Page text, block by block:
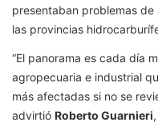
presentaban problemas
las provincias
“El panorama es cada día
agropecuaria e industrial
más afectadas si no se
advirtió Roberto Guarnieri